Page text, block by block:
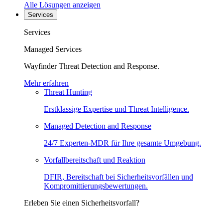
Alle Lösungen anzeigen
Services
Services
Managed Services
Wayfinder Threat Detection and Response.
Mehr erfahren
Threat Hunting
Erstklassige Expertise und Threat Intelligence.
Managed Detection and Response
24/7 Experten-MDR für Ihre gesamte Umgebung.
Vorfallbereitschaft und Reaktion
DFIR, Bereitschaft bei Sicherheitsvorfällen und
Kompromittierungsbewertungen.
Erleben Sie einen Sicherheitsvorfall?